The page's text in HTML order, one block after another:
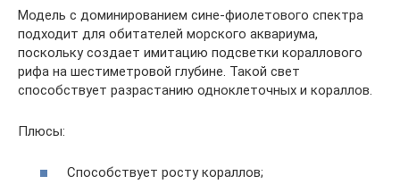
Модель с доминированием сине-фиолетового спектра
подходит для обитателей морского аквариума,
поскольку создает имитацию подсветки кораллового
рифа на шестиметровой глубине. Такой свет
способствует разрастанию одноклеточных и кораллов.
Плюсы:
Способствует росту кораллов;